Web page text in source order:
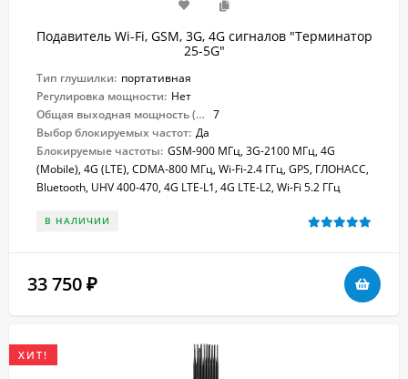
Подавитель Wi-Fi, GSM, 3G, 4G сигналов "Терминатор
25-5G"
Тип глушилки: портативная
Регулировка мощности: Нет
Общая выходная мощность (Вт): 7
Выбор блокируемых частот: Да
Блокируемые частоты: GSM-900 МГц, 3G-2100 МГц, 4G
(Mobile), 4G (LTE), CDMA-800 МГц, Wi-Fi-2.4 ГГц, GPS, ГЛОНАСС,
Bluetooth, UHV 400-470, 4G LTE-L1, 4G LTE-L2, Wi-Fi 5.2 ГГц
В НАЛИЧИИ
33 750 ₽
ХИТ!